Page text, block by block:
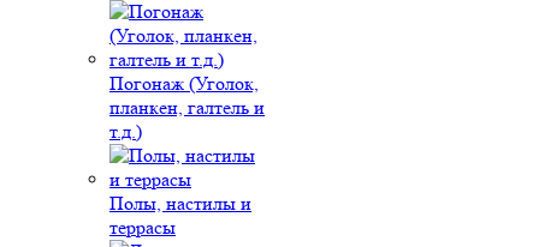
Погонаж (Уголок,
планкен, галтель и
т.д.)
Полы, настилы и
террасы